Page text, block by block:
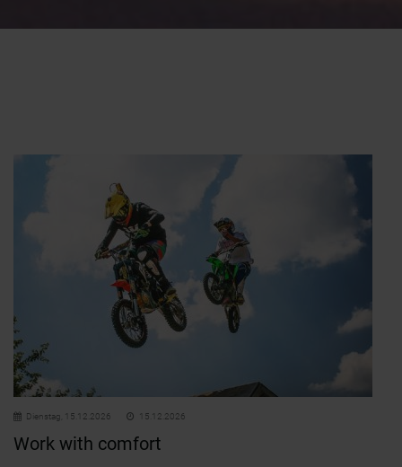
Dienstag, 15.12.2026 15.12.2026
Work with comfort